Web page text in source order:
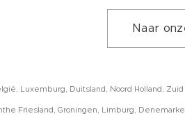
Naar
Luxemburg, Duitsland, Noord Holland, Zuid
Friesland, Groningen, Limburg,